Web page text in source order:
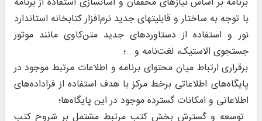
با توجه به ساختار و قابلیت‏های جدید نرم‌افزار کتابخانه استاندارد
نور و استفاده از دستاوردهای جدید متن‌کاوی مانند موتور
جستجوی الاستیک، لغت‌نامه و...؛
برقراری ارتباط میان محتوای برنامه و اطلاعات مرتبط موجود در
پایگاه‌های اطلاعاتی برخط مرکز با هدف استفاده از فراداده‌های
اطلاعاتی و امکانات گسترده موجود در این پایگاه‌ها؛
‌ توسعه و گسترش بخش کتب مرتبط مشتمل بر شروح کتب